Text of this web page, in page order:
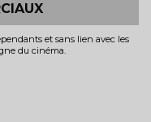
et sans lien avec les
du cinéma.